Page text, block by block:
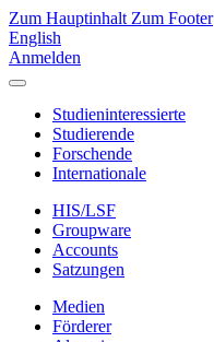
Zum Hauptinhalt Zum Footer
English
Anmelden
Studieninteressierte
Studierende
Forschende
Internationale
HIS/LSF
Groupware
Accounts
Satzungen
Medien
Förderer